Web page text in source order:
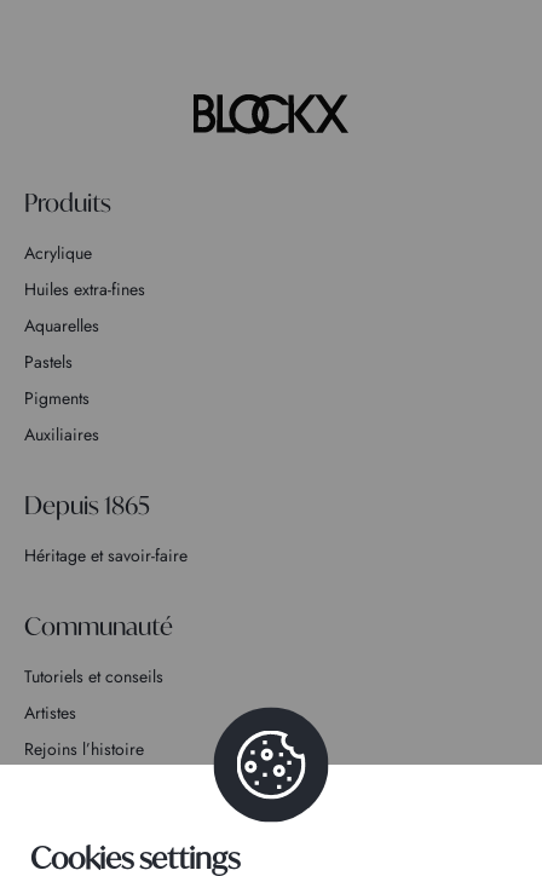
Produits
Acrylique
Huiles extra-fines
Aquarelles
Pastels
Pigments
Auxiliaires
Depuis 1865
Héritage et savoir-faire
Communauté
Tutoriels et conseils
Artistes
Rejoins l’histoire
Cookies settings